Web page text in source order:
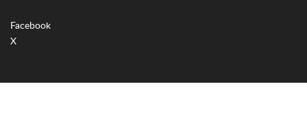
Facebook
X